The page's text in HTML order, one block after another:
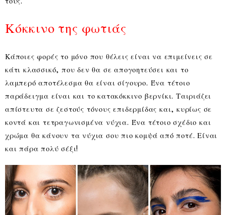
Κόκκινο της φωτιάς
Κάποιες φορές το μόνο που θέλεις είναι να επιμείνεις σε
κάτι κλασσικό, που δεν θα σε απογοητεύσει και το
λαμπερό αποτέλεσμα θα είναι σίγουρο. Ένα τέτοιο
παράδειγμα είναι και το κατακόκκινο βερνίκι. Ταιριάζει
απίστευτα σε ζεστούς τόνους επιδερμίδας και, κυρίως σε
κοντά και τετραγωνισμένα νύχια. Ένα τέτοιο σχέδιο και
χρώμα θα κάνουν τα νύχια σου πιο κομψά από ποτέ. Είναι
και πάρα πολύ σέξι!